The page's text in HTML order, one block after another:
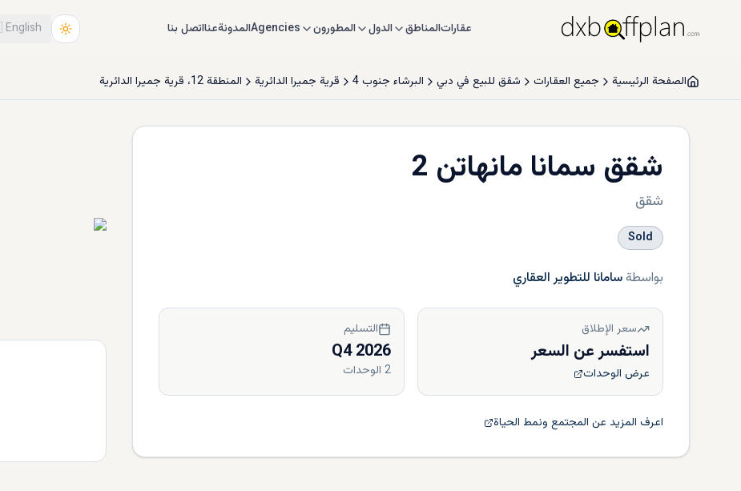
عقاراتالمناطق الدول المطورون Agenciesالمدونةعنااتصل بنا English
الصفحة الرئيسية جميع العقارات شقق للبيع في دبي البرشاء جنوب 4 قرية جميرا الدائرية المنطقة 12، قرية جميرا الدائرية
شقق سمانا مانهاتن 2
شقق
Sold
بواسطةسامانا للتطوير العقاري
سعر الإطلاق
استفسر عن السعر
عرض الوحدات
التسليم
Q4 2026
2 الوحدات
اعرف المزيد عن المجتمع ونمط الحياة